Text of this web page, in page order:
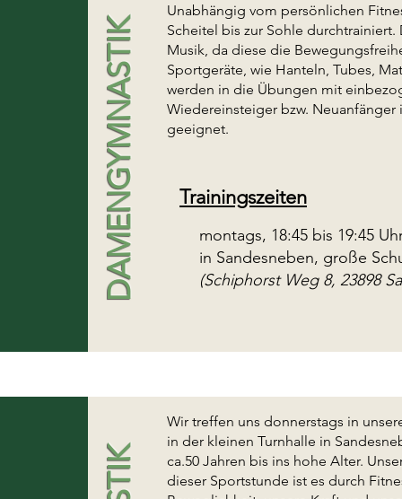
Unabhängig vom persönlichen
Scheitel bis zur Sohle
Musik, da diese die
Sportgeräte, wie Hanteln, Tubes,
werden in die Übungen mit
Wiedereinsteiger bzw. Neuanfänger
geeignet.
DAMENGYMNASTIK Trainingszeiten
montags, 18:45 bis 19:45
in Sandesneben, große
(Schiphorst Weg 8, 23898
Wir treffen uns donnerstags in
in der kleinen Turnhalle in
ca.50 Jahren bis ins hohe Alter.
dieser Sportstunde ist es durch